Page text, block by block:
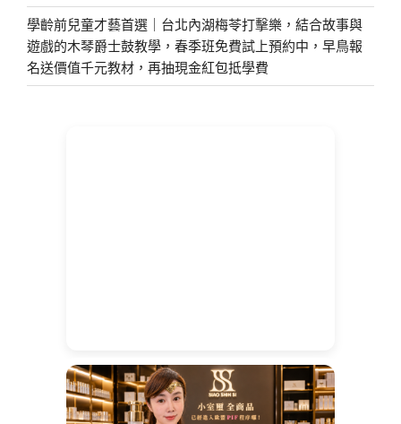
學齡前兒童才藝首選｜台北內湖梅苓打擊樂，結合故事與
遊戲的木琴爵士鼓教學，春季班免費試上預約中，早鳥報
名送價值千元教材，再抽現金紅包抵學費